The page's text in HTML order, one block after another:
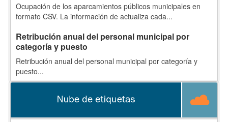
Ocupación de los aparcamientos públicos municipales en
formato CSV. La información de actualiza cada...
Retribución anual del personal municipal por
categoría y puesto
Retribución anual del personal municipal por categoría y
puesto...